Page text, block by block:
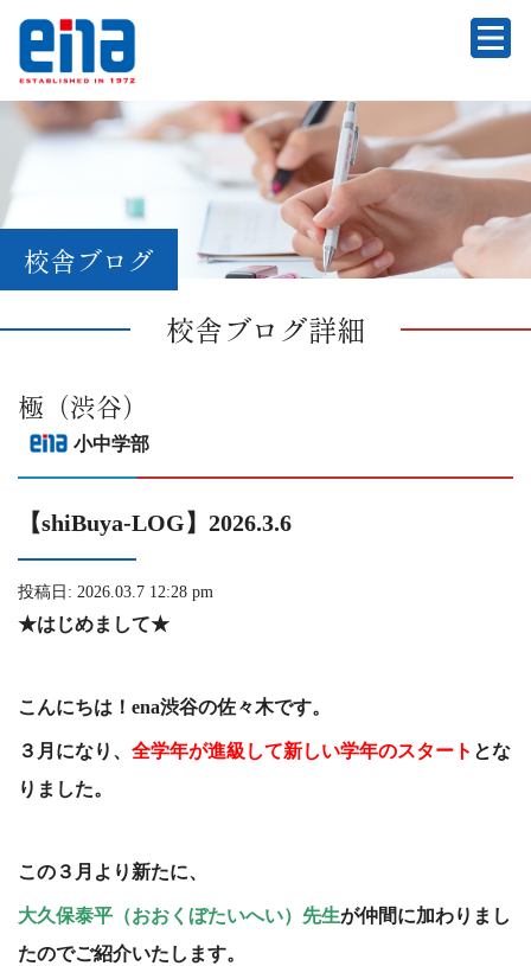
校舎ブログ
校舎ブログ詳細
極（渋谷）
小中学部
【shiBuya-LOG】2026.3.6
投稿日: 2026.03.7 12:28 pm
★はじめまして★
こんにちは！ena渋谷の佐々木です。
３月になり、 全学年が進級して新しい学年のスタート とな
りました。
この３月より新たに、
大久保泰平（おおくぼたいへい）先生が仲間に加わりまし
たのでご紹介いたします。